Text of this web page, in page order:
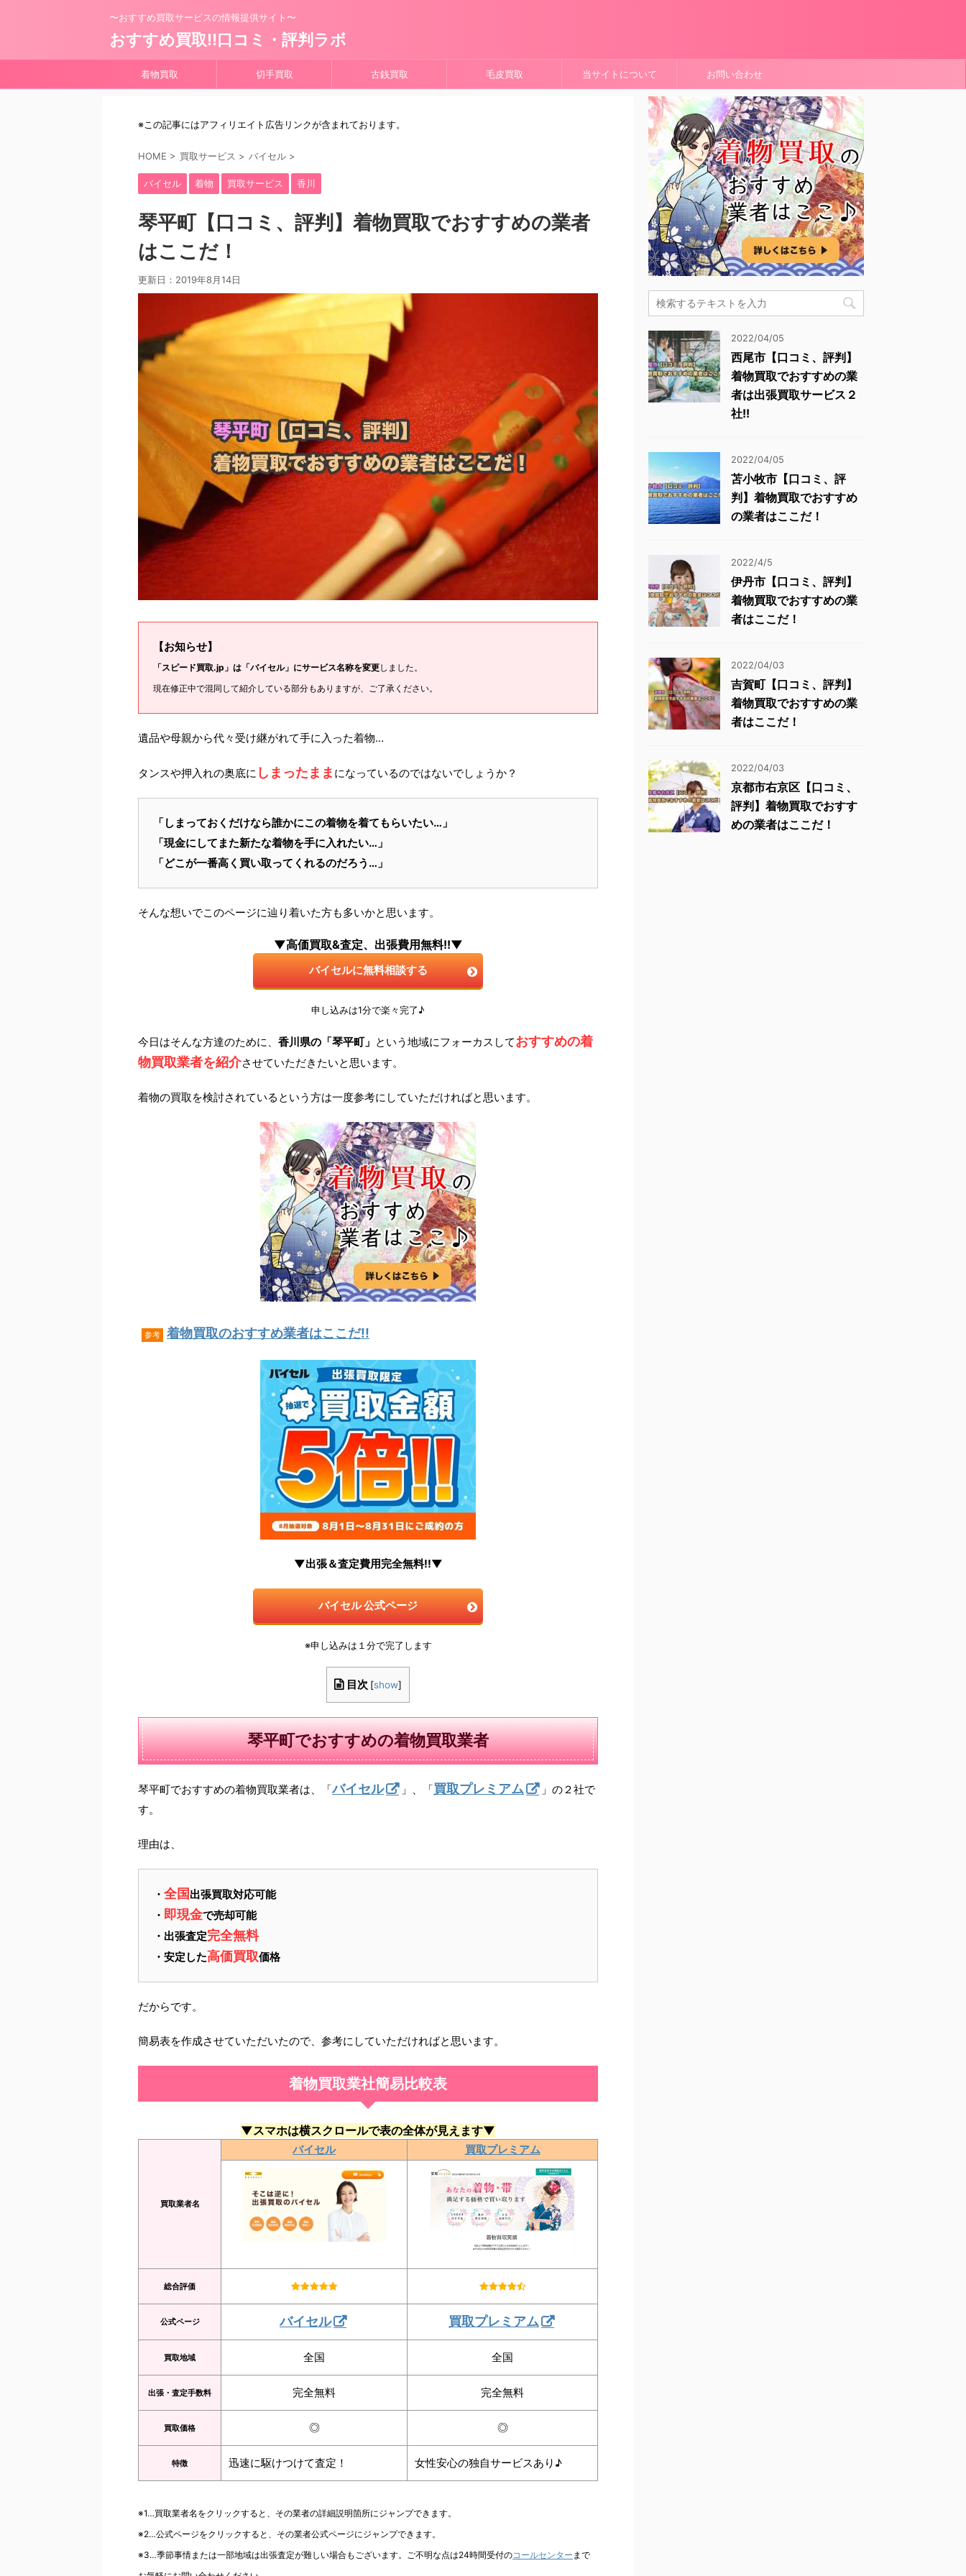
〜おすすめ買取サービスの情報提供サイト〜
おすすめ買取!!口コミ・評判ラボ
着物買取 切手買取 古銭買取 毛皮買取 当サイトについて お問い合わせ
※この記事にはアフィリエイト広告リンクが含まれております。
HOME > 買取サービス > バイセル >
バイセル 着物 買取サービス 香川
琴平町【口コミ、評判】着物買取でおすすめの業者
はここだ！
更新日： 2019年8月14日
【お知らせ】
「スピード買取.jp」は「バイセル」にサービス名称を変更しました。
現在修正中で混同して紹介している部分もありますが、ご了承ください。
遺品や母親から代々受け継がれて手に入った着物…
タンスや押入れの奥底に しまったまま になっているのではないでしょうか？
「しまっておくだけなら誰かにこの着物を着てもらいたい…」
「現金にしてまた新たな着物を手に入れたい…」
「どこが一番高く買い取ってくれるのだろう…」
そんな想いでこのページに辿り着いた方も多いかと思います。
▼高価買取&査定、出張費用無料!!▼
バイセルに無料相談する
申し込みは1分で楽々完了♪
今日はそんな方達のために、 香川県の「琴平町」 という地域にフォーカスしておすすめの着
物買取業者を紹介させていただきたいと思います。
着物の買取を検討されているという方は一度参考にしていただければと思います。
参考 着物買取のおすすめ業者はここだ!!
▼出張＆査定費用完全無料!!▼
バイセル 公式ページ
※申し込みは１分で完了します
目次 [show]
琴平町でおすすめの着物買取業者
琴平町でおすすめの着物買取業者は、「バイセル 」、「買取プレミアム
」の２社で
す。
理由は、
・ 全国 出張買取対応可能
・ 即現金で売却可能
・出張査定完全無料
・安定した高価買取価格
だからです。
簡易表を作成させていただいたので、参考にしていただければと思います。
着物買取業社簡易比較表
▼スマホは横スクロールで表の全体が見えます▼
買取業者名
バイセル 買取プレミアム
総合評価
公式ページ バイセル 買取プレミアム
買取地域 全国 全国
出張・査定手数料 完全無料 完全無料
買取価格 ◎ ◎
特徴 迅速に駆けつけて査定！ 女性安心の独自サービスあり♪
※1…買取業者名をクリックすると、その業者の詳細説明箇所にジャンプできます。
※2…公式ページをクリックすると、その業者公式ページにジャンプできます。
※3…季節事情または一部地域は出張査定が難しい場合もございます。ご不明な点は24時間受付のコールセンター まで
2022/04/05
西尾市【口コミ、評判】
着物買取でおすすめの業
者は出張買取サービス２
社!!
2022/04/05
苫小牧市【口コミ、評
判】着物買取でおすすめ
の業者はここだ！
2022/4/5
伊丹市【口コミ、評判】
着物買取でおすすめの業
者はここだ！
2022/04/03
吉賀町【口コミ、評判】
着物買取でおすすめの業
者はここだ！
2022/04/03
京都市右京区【口コミ、
評判】着物買取でおすす
めの業者はここだ！